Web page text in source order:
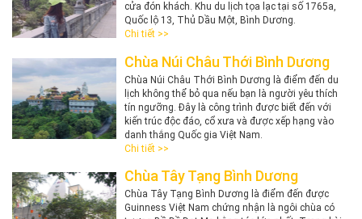
cửa đón khách. Khu du lịch tọa lạc tại số 1765a,
Quốc lộ 13, Thủ Dầu Một, Bình Dương.
Chi tiết >>
Chùa Núi Châu Thới Bình Dương
Chùa Núi Châu Thới Bình Dương là điểm đến du
lịch không thể bỏ qua nếu bạn là người yêu thích
tín ngưỡng. Đây là công trình được biết đến với
kiến trúc độc đáo, cổ xưa và được xếp hạng vào
danh thắng Quốc gia Việt Nam.
Chi tiết >>
Chùa Tây Tạng Bình Dương
Chùa Tây Tạng Bình Dương là điểm đến được
Guinness Việt Nam chứng nhận là ngôi chùa có